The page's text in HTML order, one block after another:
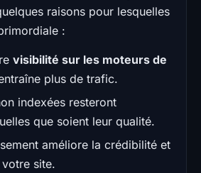
raisons pour lesquelles
:
visibilité sur les moteurs de
plus de trafic.
indexées resteront
que soient leur qualité.
améliore la crédibilité et
votre site.